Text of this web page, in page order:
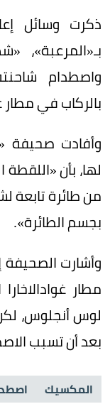
ذكرت وسائل
بـ«المرعبة»،
واصطدام
بالركاب في
وأفادت صحيفة
لها، بأن
من طائرة تابعة
بجسم الطائرة».
وأشارت الصحيفة
مطار
لوس أنجلوس،
بعد أن تسبب
المكسيك